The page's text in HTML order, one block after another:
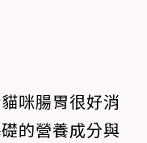
咪腸胃很好消
的營養成分與